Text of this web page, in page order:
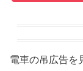
電車の吊広告を